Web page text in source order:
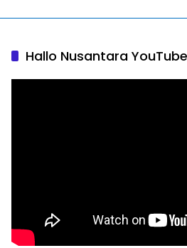
Hallo Nusantara YouTube